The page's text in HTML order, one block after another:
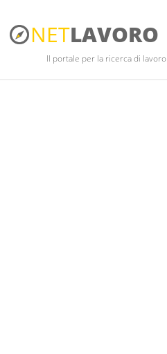
NETLAVORO
Il portale per la ricerca di lavoro